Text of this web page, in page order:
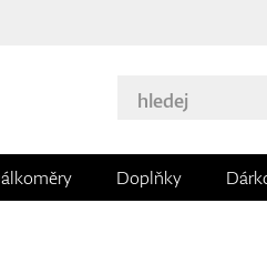
Doplňky